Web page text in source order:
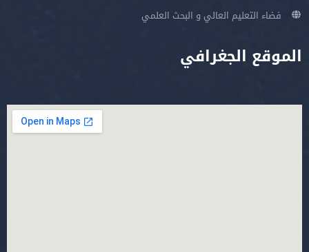
فضاء التعليم العالي و البحث العلمي
الموقع الجغرافي